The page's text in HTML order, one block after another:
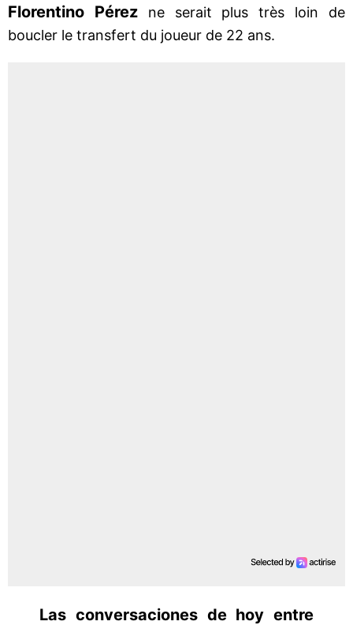
Florentino Pérezne serait plus très loin de
boucler le transfert du joueur de 22 ans.
Las conversaciones de hoy entre